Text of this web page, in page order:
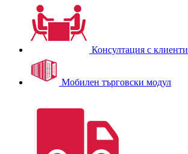
Консултация с клиенти
Мобилен търговски модул